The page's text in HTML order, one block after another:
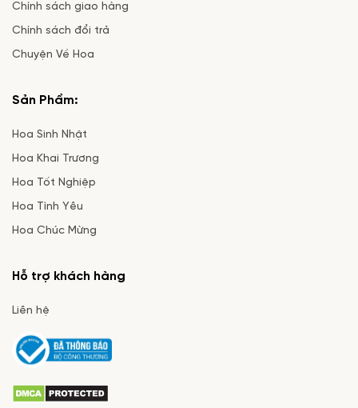
Chính sách giao hàng
Chính sách đổi trả
Chuyện Về Hoa
Sản Phẩm:
Hoa Sinh Nhật
Hoa Khai Trương
Hoa Tốt Nghiệp
Hoa Tình Yêu
Hoa Chúc Mừng
Hỗ trợ khách hàng
Liên hệ